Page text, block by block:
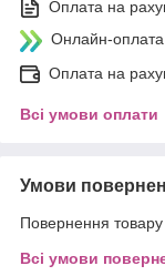
Оплата на
Онлайн-
Оплата на
Всі умови оплати
Умови
Повернення
Всі умови